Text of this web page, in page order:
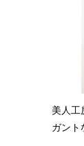
美人工
ガント